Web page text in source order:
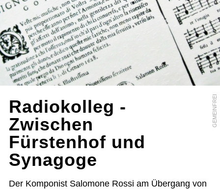
GEMEINFREI
Radiokolleg -
Zwischen
Fürstenhof und
Synagoge
Der Komponist Salomone Rossi am Übergang von